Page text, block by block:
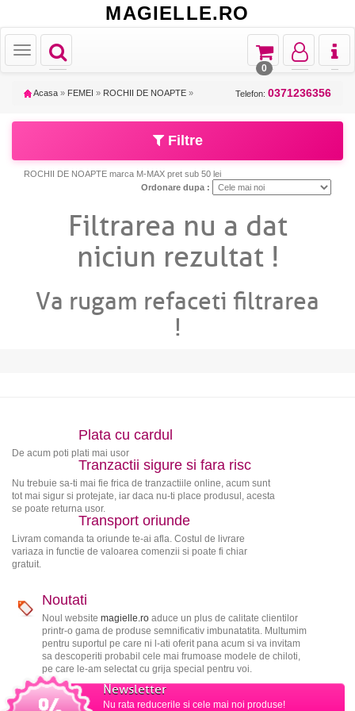
MAGIELLE.RO
Toggle
navigation
Toggle
Toggle
navigation
Toggle
navigation
Toggle
navigation
0
Acasa » FEMEI » ROCHII DE NOAPTE » Telefon: 0371236356
Filtre
ROCHII DE NOAPTE marca M-MAX pret sub 50 lei
Ordonare dupa :
Filtrarea nu a dat
niciun rezultat !
Va rugam refaceti filtrarea
!
Plata cu cardul
De acum poti plati mai usor
Tranzactii sigure si fara risc
Nu trebuie sa-ti mai fie frica de tranzactiile online, acum sunt
tot mai sigur si protejate, iar daca nu-ti place produsul, acesta
se poate returna usor.
Transport oriunde
Livram comanda ta oriunde te-ai afla. Costul de livrare
variaza in functie de valoarea comenzii si poate fi chiar
gratuit.
Noutati
Noul website magielle.roaduce un plus de calitate clientilor
printr-o gama de produse semnificativ imbunatatita. Multumim
pentru suportul pe care ni l-ati oferit pana acum si va invitam
sa descoperiti probabil cele mai frumoase modele de chiloti,
pe care le-am selectat cu grija special pentru voi.
Newsletter
Nu rata reducerile si cele mai noi produse!